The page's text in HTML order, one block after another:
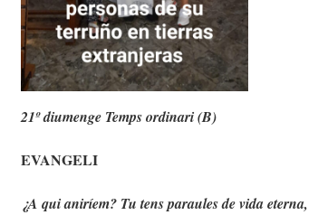
21º diumenge Temps ordinari (B)
EVANGELI
¿A qui aniríem? Tu tens paraules de vida eterna,